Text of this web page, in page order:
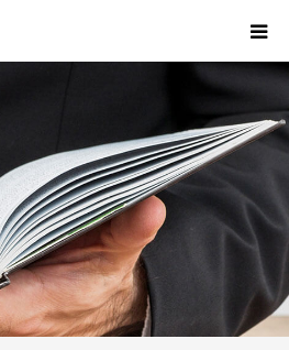
手続き